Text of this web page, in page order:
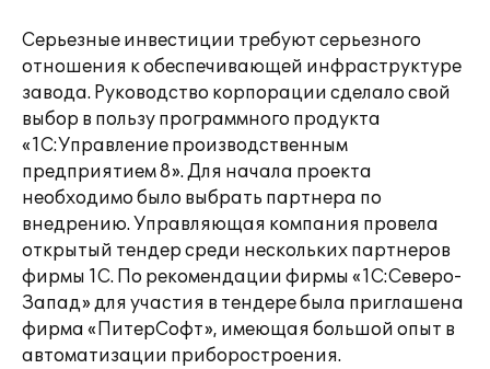
Серьезные инвестиции требуют серьезного
отношения к обеспечивающей инфраструктуре
завода. Руководство корпорации сделало свой
выбор в пользу программного продукта
«1С:Управление производственным
предприятием 8». Для начала проекта
необходимо было выбрать партнера по
внедрению. Управляющая компания провела
открытый тендер среди нескольких партнеров
фирмы 1С. По рекомендации фирмы «1С:Северо-
Запад» для участия в тендере была приглашена
фирма «ПитерСофт», имеющая большой опыт в
автоматизации приборостроения.